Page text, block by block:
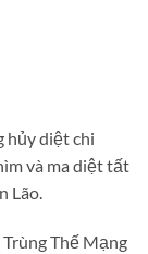
hủy diệt chi
và ma diệt tất
Lão.
Thế Mạng